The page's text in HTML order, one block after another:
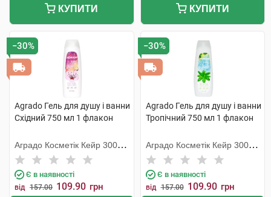
КУПИТИ КУПИТИ
−30%
Agrado Гель для душу і ванни
Східний 750 мл 1 флакон
Аградо Косметік Кейр 3000
С.Л.У.
Є в наявності
від 157.00 109.90 грн
−30%
Agrado Гель для душу і ванни
Тропічний 750 мл 1 флакон
Аградо Косметік Кейр 3000
С.Л.У.
Є в наявності
від 157.00 109.90 грн